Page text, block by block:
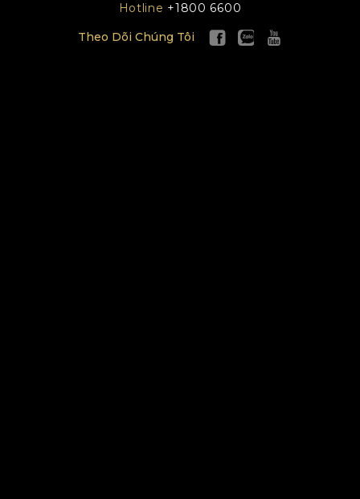
Hotline +1800 6600
Theo Dõi Chúng Tôi